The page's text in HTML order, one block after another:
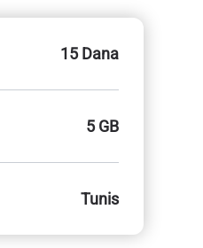
15 Dana
5 GB
Tunis